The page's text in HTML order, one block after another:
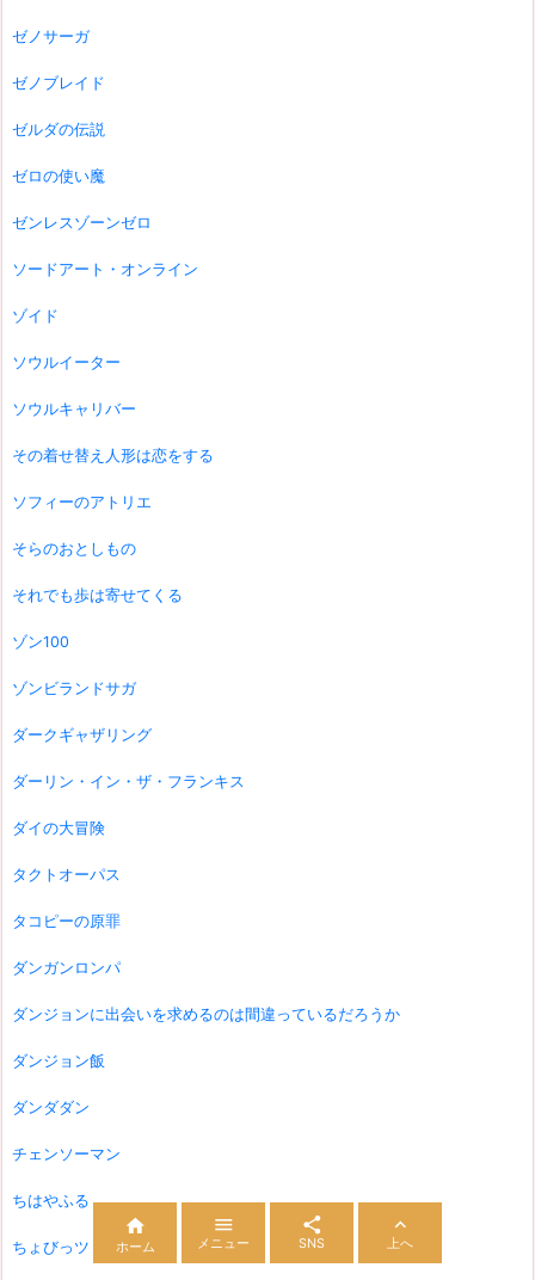
ゼノサーガ
ゼノブレイド
ゼルダの伝説
ゼロの使い魔
ゼンレスゾーンゼロ
ソードアート・オンライン
ゾイド
ソウルイーター
ソウルキャリバー
その着せ替え人形は恋をする
ソフィーのアトリエ
そらのおとしもの
それでも歩は寄せてくる
ゾン100
ゾンビランドサガ
ダークギャザリング
ダーリン・イン・ザ・フランキス
ダイの大冒険
タクトオーパス
タコピーの原罪
ダンガンロンパ
ダンジョンに出会いを求めるのは間違っているだろうか
ダンジョン飯
ダンダダン
チェンソーマン
ちはやふる
ちょびっツ

ホーム

メニュー

SNS

上へ